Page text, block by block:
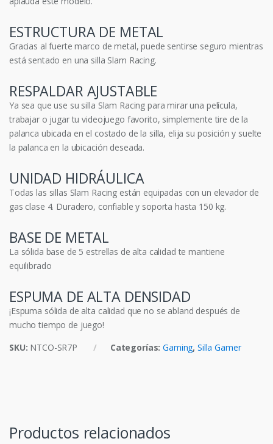
ESTRUCTURA DE METAL
Gracias al fuerte marco de metal, puede sentirse seguro mientras
está sentado en una silla Slam Racing.
RESPALDAR AJUSTABLE
Ya sea que use su silla Slam Racing para mirar una película,
trabajar o jugar tu videojuego favorito, simplemente tire de la
palanca ubicada en el costado de la silla, elija su posición y suelte
la palanca en la ubicación deseada.
UNIDAD HIDRÁULICA
Todas las sillas Slam Racing están equipadas con un elevador de
gas clase 4. Duradero, confiable y soporta hasta 150 kg.
BASE DE METAL
La sólida base de 5 estrellas de alta calidad te mantiene
equilibrado
ESPUMA DE ALTA DENSIDAD
¡Espuma sólida de alta calidad que no se abland después de
mucho tiempo de juego!
SKU: NTCO-SR7P Categorías:Gaming,Silla Gamer
Productos relacionados